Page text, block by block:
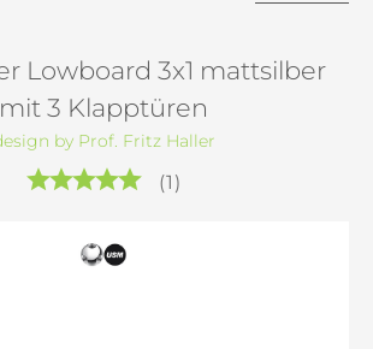
Lowboard 3x1 mattsilber
mit 3 Klapptüren
by Prof. Fritz Haller
(1 )